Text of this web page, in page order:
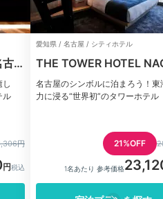
屋
ル
円
愛知県 / 名古屋 / シティホテル
THE TOWER HOTEL
名古屋のシンボルに泊まろう！東
力に浸る“世界初”のタワーホテル
21%OFF
1名あたり 参考価格